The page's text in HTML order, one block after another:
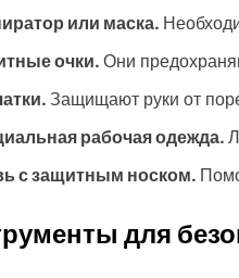
или маска.
очки.Они
Защищают руки от
рабочая одежда.
с защитным носком.
для